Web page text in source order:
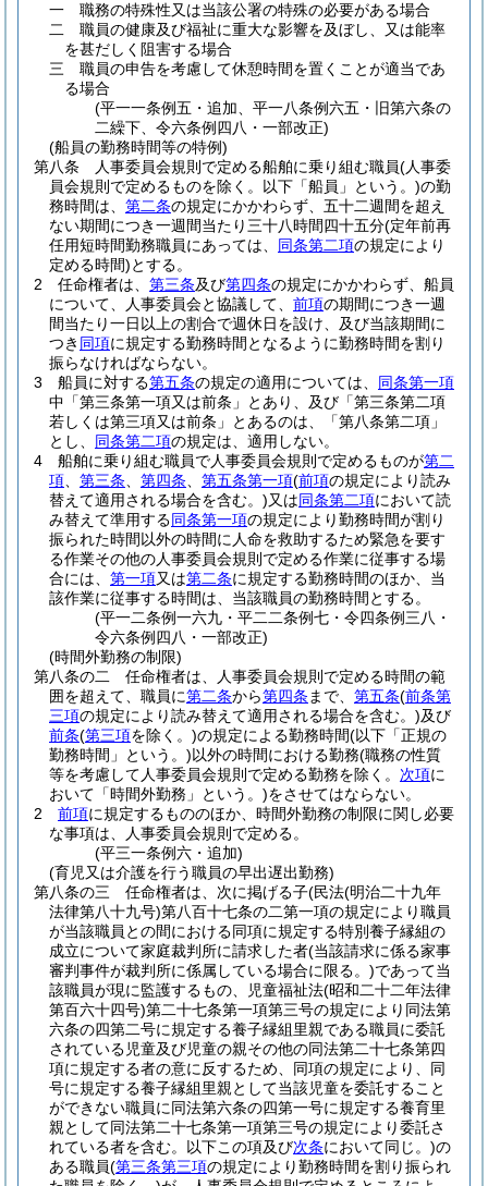
一
職務の特殊性又は当該公署の特殊の必要がある場合
二
職員の健康及び福祉に重大な影響を及ぼし、又は能率
を甚だしく阻害する場合
三
職員の申告を考慮して休憩時間を置くことが適当であ
る場合
(平一一条例五・追加、平一八条例六五・旧第六条の
二繰下、令六条例四八・一部改正)
(船員の勤務時間等の特例)
第八条
人事委員会規則で定める船舶に乗り組む職員(人事委
員会規則で定めるものを除く。以下「船員」という。)の勤
務時間は、 第二条の規定にかかわらず、五十二週間を超え
ない期間につき一週間当たり三十八時間四十五分(定年前再
任用短時間勤務職員にあっては、 同条第二項の規定により
定める時間)とする。
2
任命権者は、 第三条及び第四条の規定にかかわらず、船員
について、人事委員会と協議して、 前項の期間につき一週
間当たり一日以上の割合で週休日を設け、及び当該期間に
つき 同項に規定する勤務時間となるように勤務時間を割り
振らなければならない。
3
船員に対する第五条の規定の適用については、 同条第一項
中「第三条第一項又は前条」とあり、及び「第三条第二項
若しくは第三項又は前条」とあるのは、「第八条第二項」
とし、 同条第二項の規定は、適用しない。
4
船舶に乗り組む職員で人事委員会規則で定めるものが第二
項
第三条 第四条 第五条第一項(前項の規定により読み
替えて適用される場合を含む。)又は同条第二項において読
み替えて準用する同条第一項の規定により勤務時間が割り
振られた時間以外の時間に人命を救助するため緊急を要す
る作業その他の人事委員会規則で定める作業に従事する場
合には、 第一項又は第二条に規定する勤務時間のほか、当
該作業に従事する時間は、当該職員の勤務時間とする。
(平一二条例一六九・平二二条例七・令四条例三八・
令六条例四八・一部改正)
(時間外勤務の制限)
第八条の二
任命権者は、人事委員会規則で定める時間の範
囲を超えて、職員に第二条から第四条 まで、 第五条(前条第
三項の規定により読み替えて適用される場合を含む。)及び
前条(第三項を除く。)の規定による勤務時間(以下「正規の
勤務時間」という。)以外の時間における勤務(職務の性質
等を考慮して人事委員会規則で定める勤務を除く。 次項に
おいて「時間外勤務」という。)をさせてはならない。
2
前項に規定するもののほか、時間外勤務の制限に関し必要
な事項は、人事委員会規則で定める。
(平三一条例六・追加)
(育児又は介護を行う職員の早出遅出勤務)
第八条の三
任命権者は、次に掲げる子(民法(明治二十九年
法律第八十九号)第八百十七条の二第一項の規定により職員
が当該職員との間における同項に規定する特別養子縁組の
成立について家庭裁判所に請求した者(当該請求に係る家事
審判事件が裁判所に係属している場合に限る。)であって当
該職員が現に監護するもの、児童福祉法(昭和二十二年法律
第百六十四号)第二十七条第一項第三号の規定により同法第
六条の四第二号に規定する養子縁組里親である職員に委託
されている児童及び児童の親その他の同法第二十七条第四
項に規定する者の意に反するため、同項の規定により、同
号に規定する養子縁組里親として当該児童を委託すること
ができない職員に同法第六条の四第一号に規定する養育里
親として同法第二十七条第一項第三号の規定により委託さ
れている者を含む。以下この項及び次条において同じ。)の
ある職員(第三条第三項の規定により勤務時間を割り振られ